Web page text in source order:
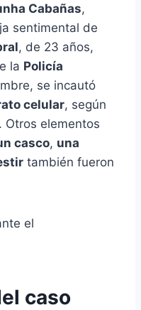
Cabañas,
sentimental de
, de 23 años,
la Policía
se incautó
celular, según
Otros elementos
casco, una
también fueron
el
caso